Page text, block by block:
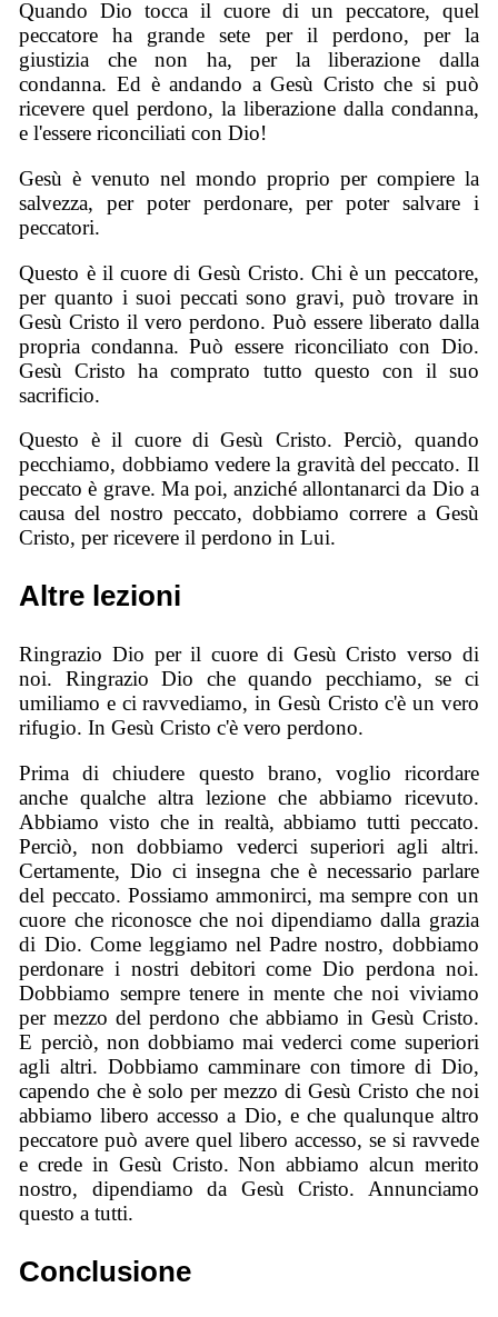
Quando Dio tocca il cuore di un peccatore, quel
peccatore ha grande sete per il perdono, per la
giustizia che non ha, per la liberazione dalla
condanna. Ed è andando a Gesù Cristo che si può
ricevere quel perdono, la liberazione dalla condanna,
e l'essere riconciliati con Dio!
Gesù è venuto nel mondo proprio per compiere la
salvezza, per poter perdonare, per poter salvare i
peccatori.
Questo è il cuore di Gesù Cristo. Chi è un peccatore,
per quanto i suoi peccati sono gravi, può trovare in
Gesù Cristo il vero perdono. Può essere liberato dalla
propria condanna. Può essere riconciliato con Dio.
Gesù Cristo ha comprato tutto questo con il suo
sacrificio.
Questo è il cuore di Gesù Cristo. Perciò, quando
pecchiamo, dobbiamo vedere la gravità del peccato. Il
peccato è grave. Ma poi, anziché allontanarci da Dio a
causa del nostro peccato, dobbiamo correre a Gesù
Cristo, per ricevere il perdono in Lui.
Altre lezioni
Ringrazio Dio per il cuore di Gesù Cristo verso di
noi. Ringrazio Dio che quando pecchiamo, se ci
umiliamo e ci ravvediamo, in Gesù Cristo c'è un vero
rifugio. In Gesù Cristo c'è vero perdono.
Prima di chiudere questo brano, voglio ricordare
anche qualche altra lezione che abbiamo ricevuto.
Abbiamo visto che in realtà, abbiamo tutti peccato.
Perciò, non dobbiamo vederci superiori agli altri.
Certamente, Dio ci insegna che è necessario parlare
del peccato. Possiamo ammonirci, ma sempre con un
cuore che riconosce che noi dipendiamo dalla grazia
di Dio. Come leggiamo nel Padre nostro, dobbiamo
perdonare i nostri debitori come Dio perdona noi.
Dobbiamo sempre tenere in mente che noi viviamo
per mezzo del perdono che abbiamo in Gesù Cristo.
E perciò, non dobbiamo mai vederci come superiori
agli altri. Dobbiamo camminare con timore di Dio,
capendo che è solo per mezzo di Gesù Cristo che noi
abbiamo libero accesso a Dio, e che qualunque altro
peccatore può avere quel libero accesso, se si ravvede
e crede in Gesù Cristo. Non abbiamo alcun merito
nostro, dipendiamo da Gesù Cristo. Annunciamo
questo a tutti.
Conclusione